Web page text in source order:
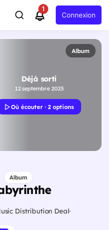
1
Connexion
Album
Déjà sorti
12 septembre 2025
Où écouter · 2 options
Album
Distribution Deal